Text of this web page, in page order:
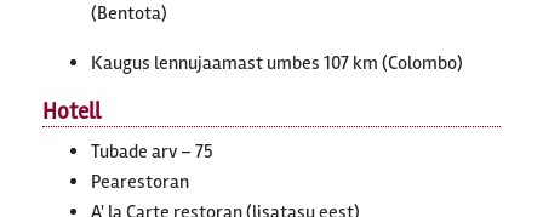
(Bentota)
Kaugus lennujaamast umbes 107 km (Colombo)
Hotell
Tubade arv – 75
Pearestoran